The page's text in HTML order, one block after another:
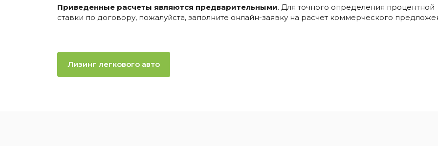
Приведенные расчеты являются предварительными. Для точного определения процентной
ставки по договору, пожалуйста, заполните онлайн-заявку на расчет коммерческого
Лизинг легкового авто